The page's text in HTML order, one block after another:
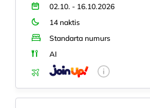
02.10. - 16.10.2026
14 naktis
Standarta numurs
AI